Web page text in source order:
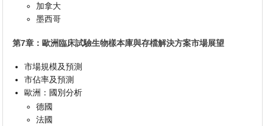
加拿大
墨西哥
第7章：歐洲臨床試驗生物樣本庫與存檔解決方案市場展望
市場規模及預測
市佔率及預測
歐洲：國別分析
德國
法國